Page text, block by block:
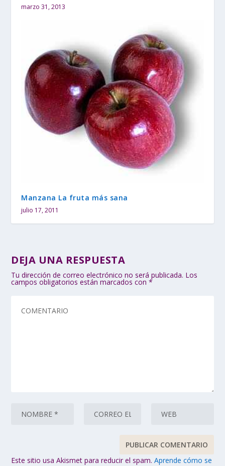
marzo 31, 2013
Manzana La fruta más sana
julio 17, 2011
DEJA UNA RESPUESTA
Tu dirección de correo electrónico no será publicada. Los
campos obligatorios están marcados con*
Este sitio usa Akismet para reducir el spam.Aprende cómo se